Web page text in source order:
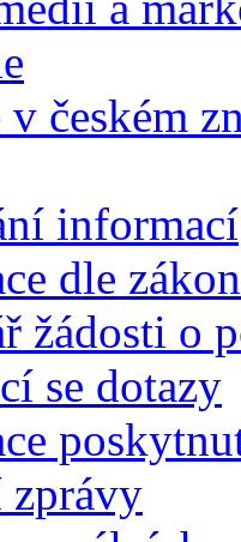
českém
informací
dle
žádosti o
se dotazy